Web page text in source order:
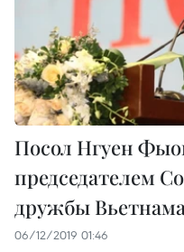
Посол Нгуен
председателем
дружбы Вьетнама
06/12/2019 01:46